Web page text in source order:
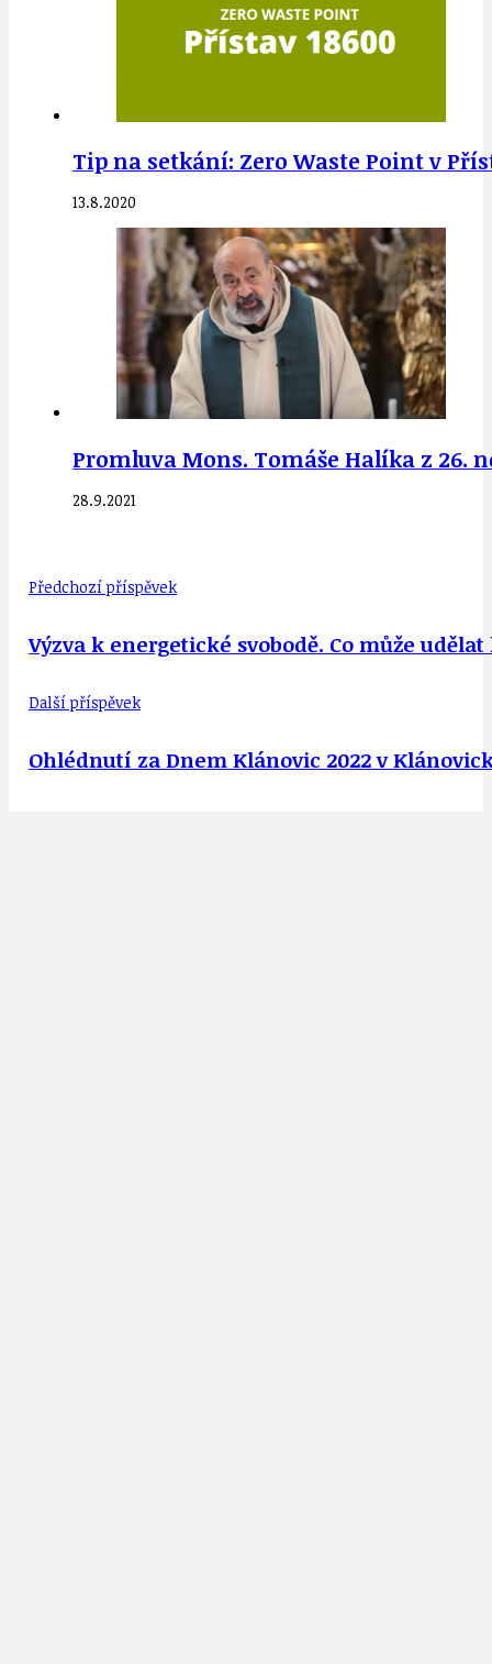
Tip na setkání: Zero Waste Point v
13.8.2020
Promluva Mons. Tomáše Halíka z 26.
28.9.2021
Předchozí příspěvek
Výzva k energetické svobodě. Co může
Další příspěvek
Ohlédnutí za Dnem Klánovic 2022 v